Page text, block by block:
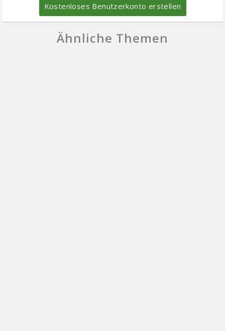
Kostenloses Benutzerkonto erstellen
Ähnliche Themen